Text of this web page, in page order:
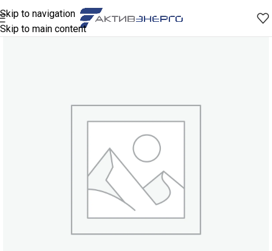
Skip to navigation
Skip to main content